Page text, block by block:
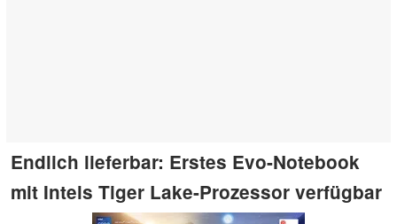
Endlich lieferbar: Erstes Evo-Notebook
mit Intels Tiger Lake-Prozessor verfügbar